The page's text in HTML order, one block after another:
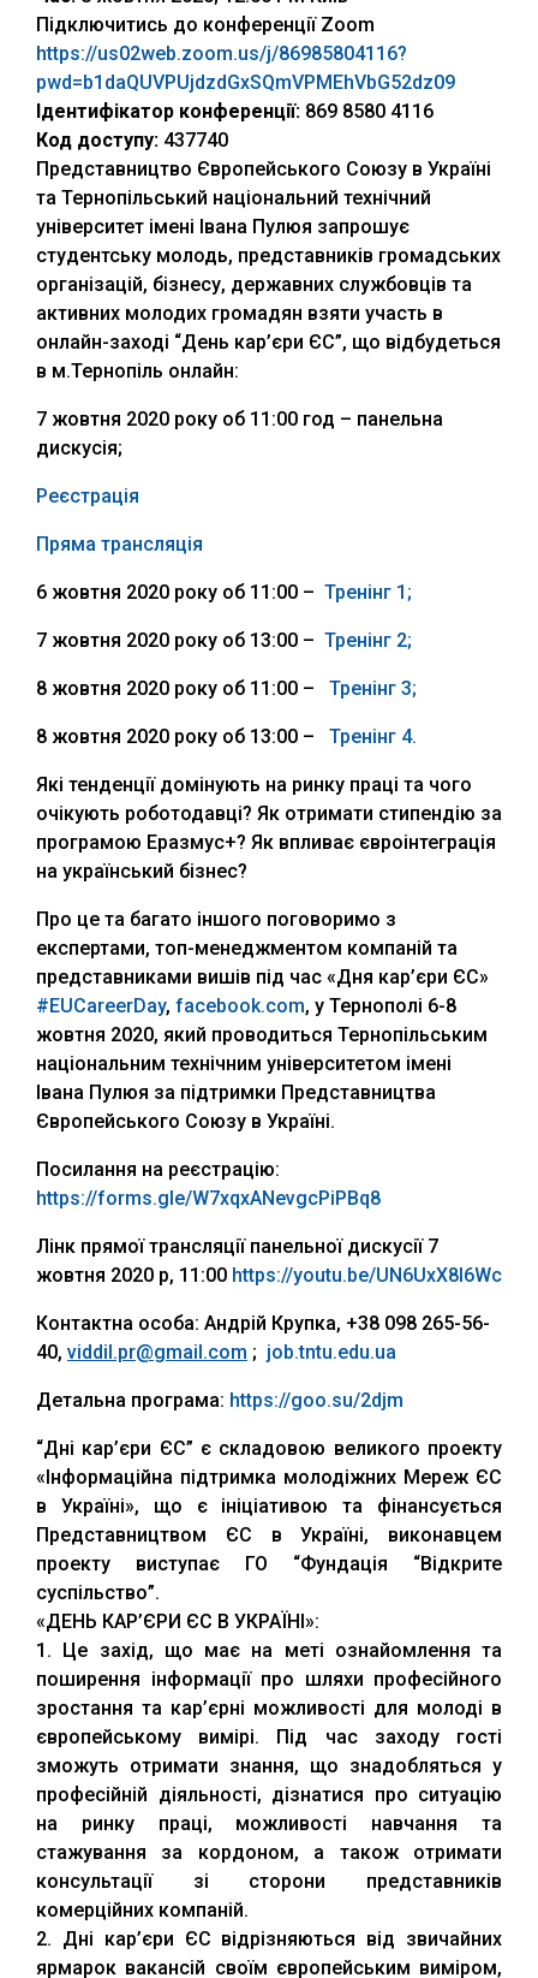
Підключитись до конференції Zoom
https://us02web.zoom.us/j/86985804116?
pwd=b1daQUVPUjdzdGxSQmVPMEhVbG52dz09
Ідентифікатор конференції: 869 8580 4116
Код доступу: 437740
Представництво Європейського Союзу в Україні
та Тернопільський національний технічний
університет імені Івана Пулюя запрошує
студентську молодь, представників громадських
організацій, бізнесу, державних службовців та
активних молодих громадян взяти участь в
онлайн-заході “День кар’єри ЄС”, що відбудеться
в м.Тернопіль онлайн:
7 жовтня 2020 року об 11:00 год – панельна
дискусія;
Реєстрація
Пряма трансляція
6 жовтня 2020 року об 11:00 – Тренінг 1;
7 жовтня 2020 року об 13:00 – Тренінг 2;
8 жовтня 2020 року об 11:00 – Тренінг 3;
8 жовтня 2020 року об 13:00 – Тренінг 4.
Які тенденції домінують на ринку праці та чого
очікують роботодавці? Як отримати стипендію за
програмою Еразмус+? Як впливає євроінтеграція
на український бізнес?
Про це та багато іншого поговоримо з
експертами, топ-менеджментом компаній та
представниками вишів під час «Дня кар’єри ЄС»
#EUCareerDay, facebook.com, у Тернополі 6-8
жовтня 2020, який проводиться Тернопільським
національним технічним університетом імені
Івана Пулюя за підтримки Представництва
Європейського Союзу в Україні.
Посилання на реєстрацію:
https://forms.gle/W7xqxANevgcPiPBq8
Лінк прямої трансляції панельної дискусії ‪7
жовтня 2020 р, 11:00 https://youtu.be/UN6UxX8I6Wc
Контактна особа: Андрій Крупка, ‪+38 098 265-56-
40, viddil.pr@gmail.com ; job.tntu.edu.ua
Детальна програма: https://goo.su/2djm
“Дні кар’єри ЄС” є складовою великого проекту
«Інформаційна підтримка молодіжних Мереж ЄС
в Україні», що є ініціативою та фінансується
Представництвом ЄС в Україні, виконавцем
проекту виступає ГО “Фундація “Відкрите
суспільство”.
«ДЕНЬ КАР’ЄРИ ЄС В УКРАЇНІ»:
1. Це захід, що має на меті ознайомлення та
поширення інформації про шляхи професійного
зростання та кар’єрні можливості для молоді в
європейському вимірі. Під час заходу гості
зможуть отримати знання, що знадобляться у
професійній діяльності, дізнатися про ситуацію
на ринку праці, можливості навчання та
стажування за кордоном, а також отримати
консультації зі сторони представників
комерційних компаній.
2. Дні кар’єри ЄС відрізняються від звичайних
ярмарок вакансій своїм європейським виміром,